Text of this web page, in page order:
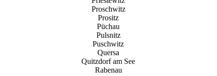
Proschwitz
Prositz
Püchau
Pulsnitz
Puschwitz
Quersa
Quitzdorf am See
Rabenau